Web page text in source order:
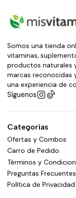
Somos una tienda
vitaminas,
productos naturales
marcas reconocidas
una experiencia de
Síguenos
Categorías
Ofertas y Combos
Carro de Pedido
Términos y
Preguntas Frecuentes
Política de Privacidad